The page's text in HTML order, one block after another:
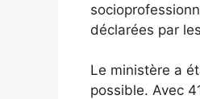
déclarées par
Le ministère a
possible. Avec